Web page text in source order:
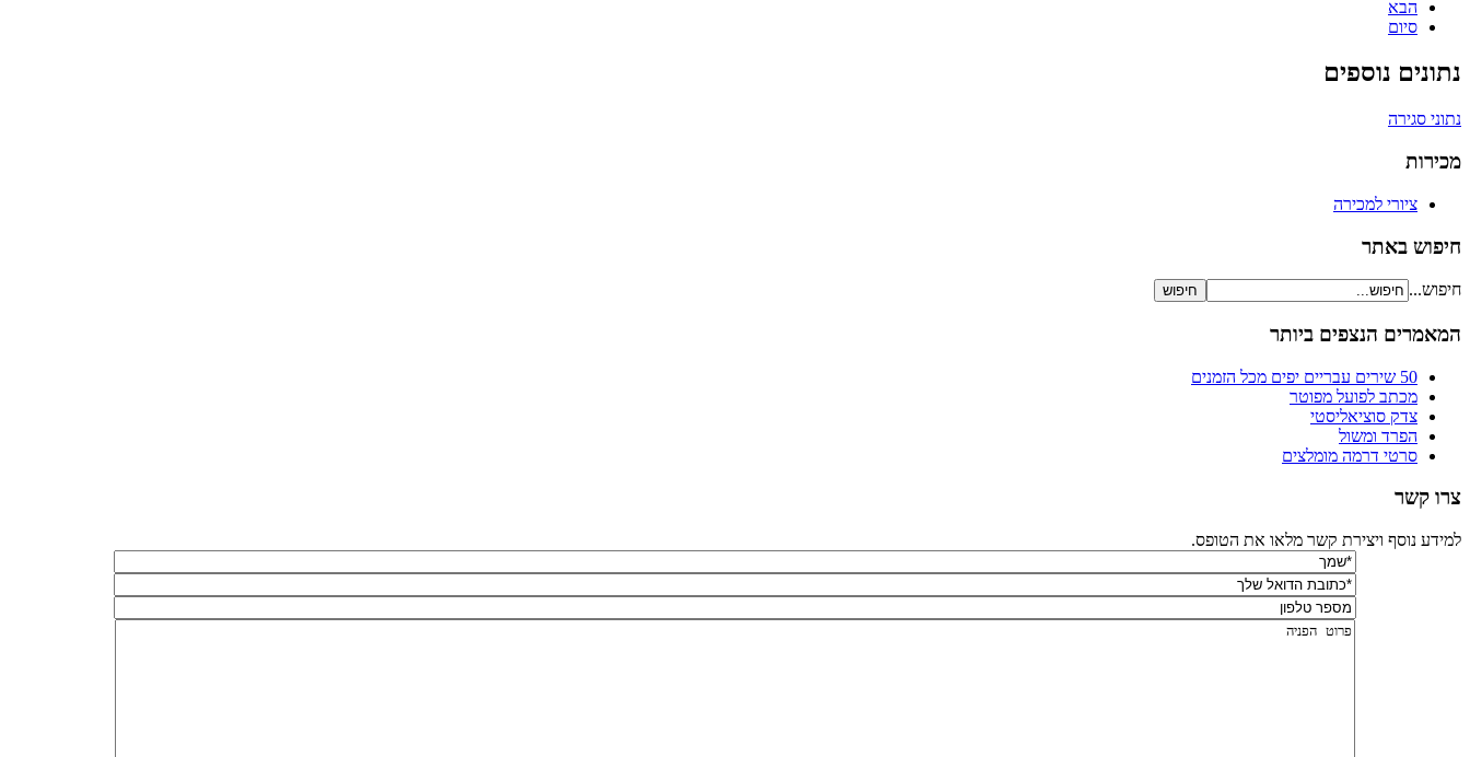
הבא
סיום
נתונים נוספים
נתוני סגירה
מכירות
ציורי למכירה
חיפוש באתר
חיפוש...
המאמרים הנצפים ביותר
50 שירים עבריים יפים מכל הזמנים
מכתב לפועל מפוטר
צדק סוציאליסטי
הפרד ומשול
סרטי דרמה מומלצים
צרו קשר
למידע נוסף ויצירת קשר מלאו את הטופס.